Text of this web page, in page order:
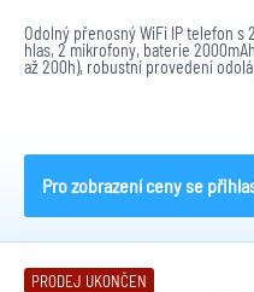
Odolný přenosný WiFi IP telefon s
hlas, 2 mikrofony, baterie
až 200h), robustní provedení
Pro zobrazení ceny se
PRODEJ UKONČEN